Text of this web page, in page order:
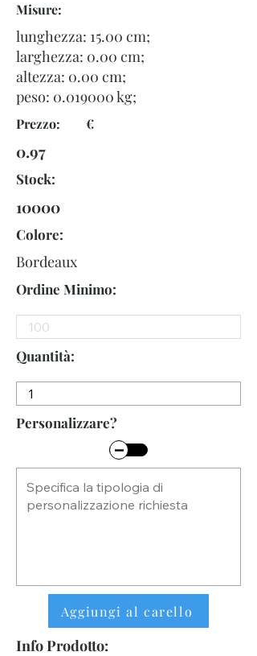
Misure:
lunghezza: 15.00 cm;
larghezza: 0.00 cm;
altezza: 0.00 cm;
peso: 0.019000kg;
Prezzo: €
0.97
Stock:
10000
Colore:
Bordeaux
Ordine Minimo:
Quantità:
Personalizzare?
Aggiungi al carello
Info Prodotto: